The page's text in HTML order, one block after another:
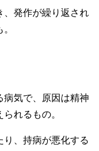
、発作が繰り返され
病気で、原因は精神
れるもの。
、持病が悪化する